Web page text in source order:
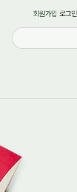
회원가입 로그인